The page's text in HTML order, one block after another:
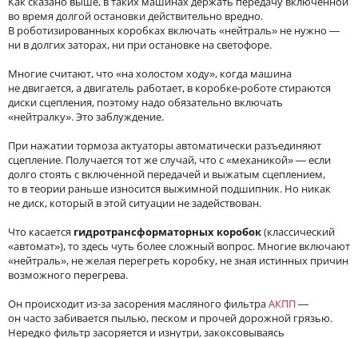
во время долгой остановки действительно вредно.
В роботизированных коробках включать «нейтраль» не нужно —
ни в долгих заторах, ни при остановке на светофоре.
Многие считают, что «на холостом ходу», когда машина
не двигается, а двигатель работает, в коробке-роботе стираются
диски сцепления, поэтому надо обязательно включать
«нейтралку». Это заблуждение.
При нажатии тормоза актуаторы автоматически разъединяют
сцепление. Получается тот же случай, что с «механикой» — если
долго стоять с включенной передачей и выжатым сцеплением,
то в теории раньше износится выжимной подшипник. Но никак
не диск, который в этой ситуации не задействован.
Что касается гидротрансформаторных коробок(классический
«автомат»), то здесь чуть более сложный вопрос. Многие включают
«нейтраль», не желая перегреть коробку, не зная истинных причин
возможного перегрева.
Он происходит из-за засорения масляного фильтраАКПП—
он часто забивается пылью, песком и прочей дорожной грязью.
Нередко фильтр засоряется и изнутри, закоксовываясь